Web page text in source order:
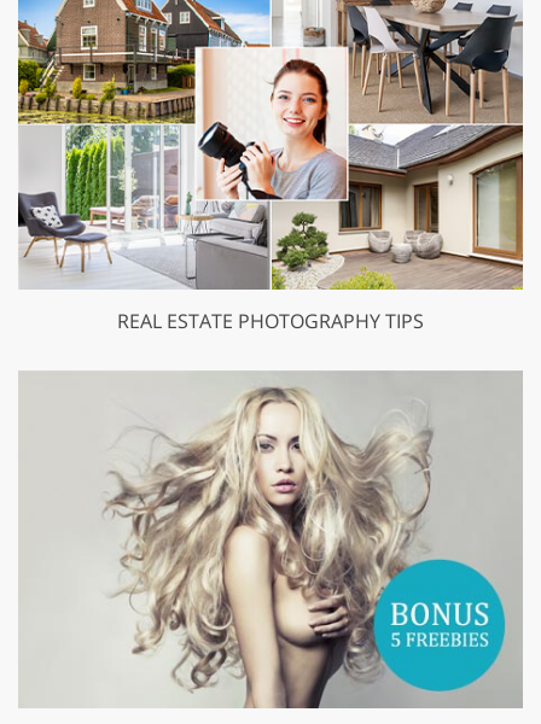
REAL ESTATE PHOTOGRAPHY TIPS